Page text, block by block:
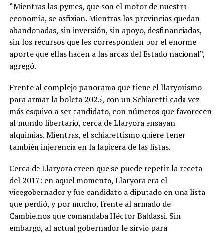
“Mientras las pymes, que son el motor de nuestra
economía, se asfixian. Mientras las provincias quedan
abandonadas, sin inversión, sin apoyo, desfinanciadas,
sin los recursos que les corresponden por el enorme
aporte que ellas hacen a las arcas del Estado nacional”,
agregó.
Frente al complejo panorama que tiene el llaryorismo
para armar la boleta 2025, con un Schiaretti cada vez
más esquivo a ser candidato, con números que favorecen
al mundo libertario, cerca de Llaryora ensayan
alquimias. Mientras, el schiarettismo quiere tener
también injerencia en la lapicera de las listas.
Cerca de Llaryora creen que se puede repetir la receta
del 2017: en aquel momento, Llaryora era el
vicegobernador y fue candidato a diputado en una lista
que perdió, y por mucho, frente al armado de
Cambiemos que comandaba Héctor Baldassi. Sin
embargo, al actual gobernador le sirvió para